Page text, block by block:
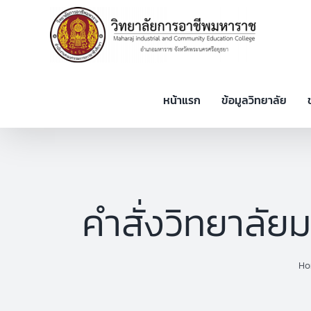
หน้าแรก ข้อมูลวิทยาลัย
คำสั่งวิทยาลัย